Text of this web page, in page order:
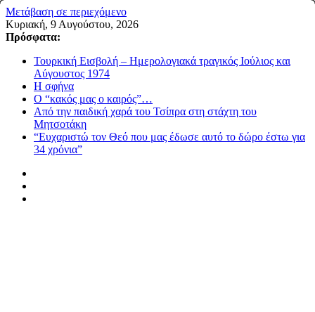
Μετάβαση σε περιεχόμενο
Κυριακή, 9 Αυγούστου, 2026
Πρόσφατα:
Τουρκική Εισβολή – Ημερολογιακά τραγικός Ιούλιος και
Αύγουστος 1974
Η σφήνα
Ο “κακός μας ο καιρός”…
Από την παιδική χαρά του Τσίπρα στη στάχτη του
Μητσοτάκη
“Ευχαριστώ τον Θεό που μας έδωσε αυτό το δώρο έστω για
34 χρόνια”